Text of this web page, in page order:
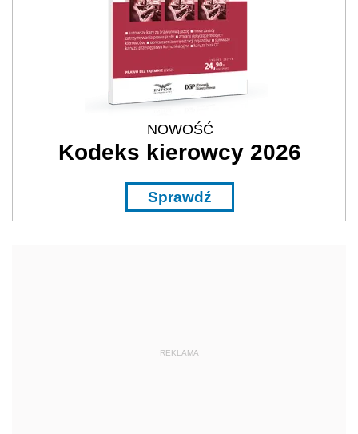
NOWOŚĆ
Kodeks kierowcy 2026
Sprawdź
REKLAMA